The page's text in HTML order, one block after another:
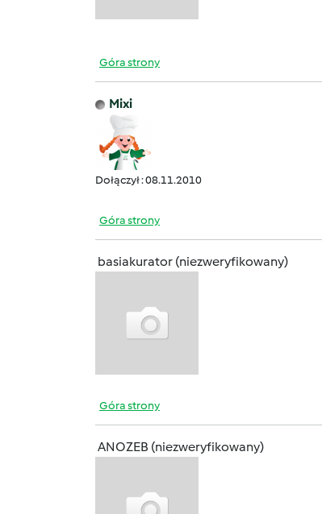
Góra strony
Mixi
Dołączył : 08.11.2010
Góra strony
basiakurator (niezweryfikowany)
Góra strony
ANOZEB (niezweryfikowany)